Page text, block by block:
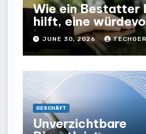
Wie ein Bestatter
hilft, eine
Abschiednahme
Liebsten zu
JUNE 30, 2026
GESCHÄFT
Unverzichtbare